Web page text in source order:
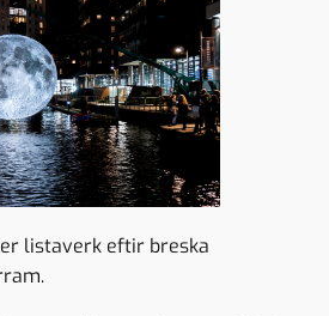
er listaverk eftir breska